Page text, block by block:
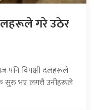
गरे उठेर
पनि विपक्षी दलहरूले
सुरु भए लगत्तै उनीहरूले